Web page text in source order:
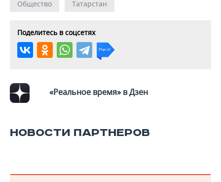
Общество Татарстан
Поделитесь в соцсетях
«Реальное время» в Дзен
НОВОСТИ ПАРТНЕРОВ